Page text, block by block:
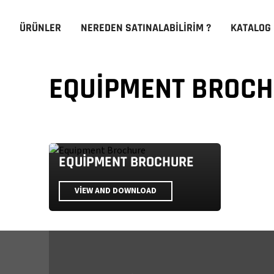
ÜRÜNLER NEREDEN SATINALABILIRIM ? KATALOG
EQUIPMENT
EQUIPMENT BROCHURE
VIEW AND DOWNLOAD